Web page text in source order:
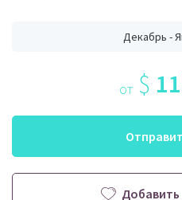
Декабрь -
от $